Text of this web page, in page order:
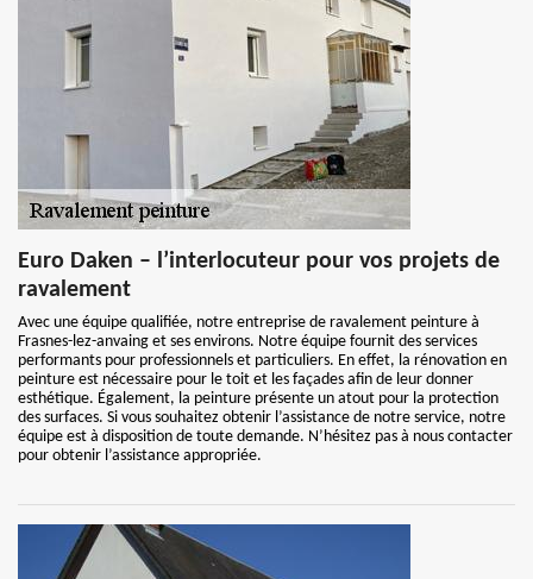
Euro Daken – l’interlocuteur pour vos projets de
ravalement
Avec une équipe qualifiée, notre entreprise de ravalement peinture à
Frasnes-lez-anvaing et ses environs. Notre équipe fournit des services
performants pour professionnels et particuliers. En effet, la rénovation en
peinture est nécessaire pour le toit et les façades afin de leur donner
esthétique. Également, la peinture présente un atout pour la protection
des surfaces. Si vous souhaitez obtenir l’assistance de notre service, notre
équipe est à disposition de toute demande. N’hésitez pas à nous contacter
pour obtenir l’assistance appropriée.